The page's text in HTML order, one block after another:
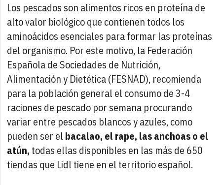
Los pescados son alimentos ricos en proteína de
alto valor biológico que contienen todos los
aminoácidos esenciales para formar las proteínas
del organismo. Por este motivo, la Federación
Española de Sociedades de Nutrición,
Alimentación y Dietética (FESNAD), recomienda
para la población general el consumo de 3-4
raciones de pescado por semana procurando
variar entre pescados blancos y azules, como
pueden ser el bacalao, el rape, las anchoas o el
atún, todas ellas disponibles en las más de 650
tiendas que Lidl tiene en el territorio español.